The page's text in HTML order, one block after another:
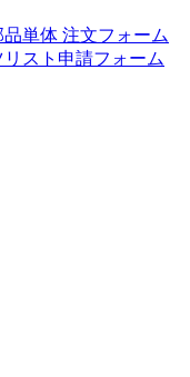
単体 注文フォーム
スト申請フォーム